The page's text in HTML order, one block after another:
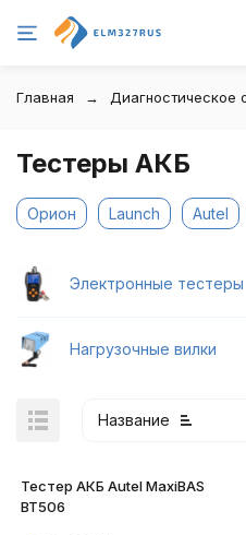
Главная Диагностическое
Тестеры АКБ
Орион Launch Autel
Электронные тестеры
Нагрузочные вилки
Название
Тестер АКБ Autel MaxiBAS
BT506